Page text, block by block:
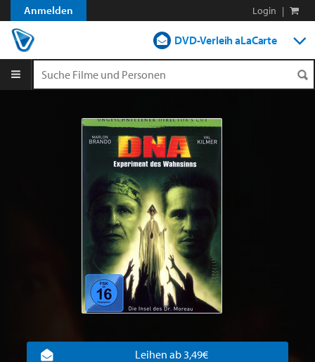
Anmelden Login |
DVD-Verleih aLaCarte
Shop
Blog
Leihen ab 3,49€